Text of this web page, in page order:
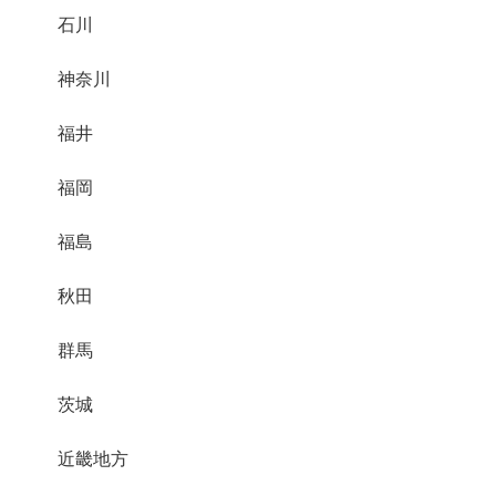
石川
神奈川
福井
福岡
福島
秋田
群馬
茨城
近畿地方